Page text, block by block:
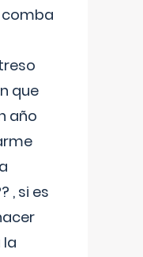
que
año
, si es